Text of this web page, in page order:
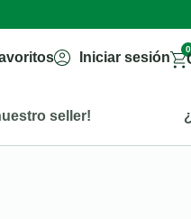
Iniciar sesión
0
seller!